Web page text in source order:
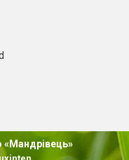
«Мандрівець»